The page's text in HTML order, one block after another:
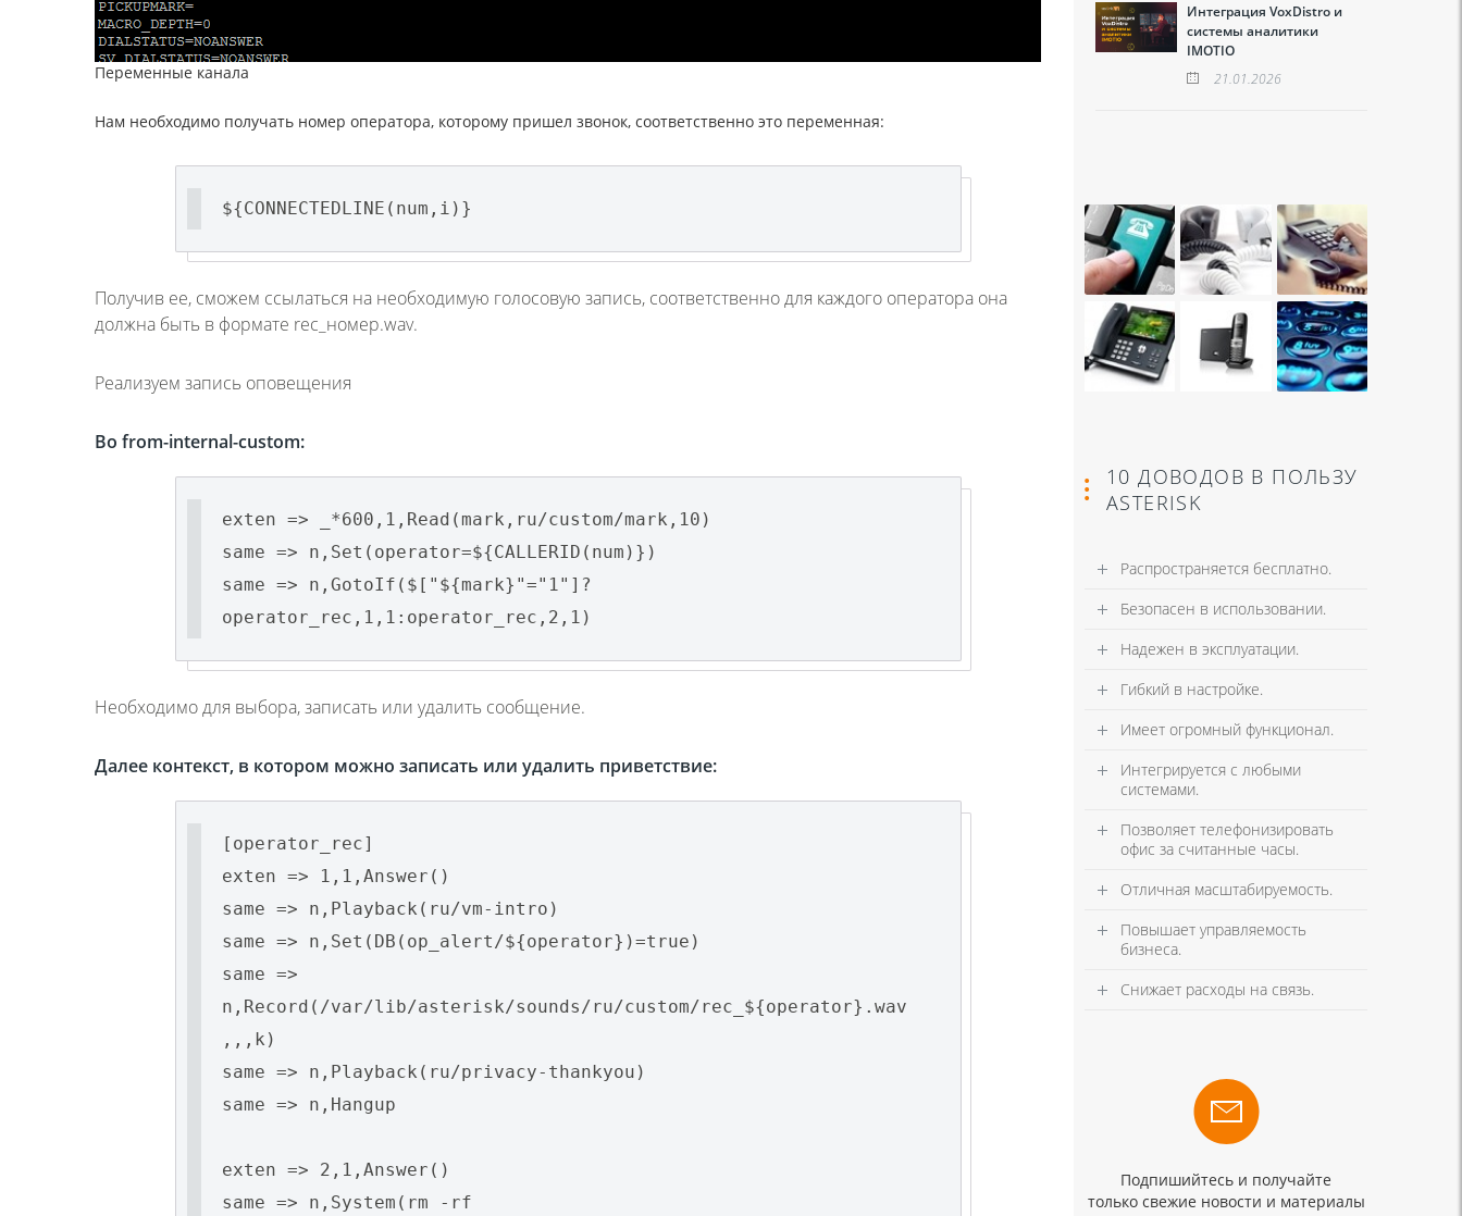
Переменные канала
Нам необходимо получать номер оператора, которому пришел звонок, соответственно это переменная:
${CONNECTEDLINE(num,i)}
Получив ее, сможем ссылаться на необходимую голосовую запись, соответственно для каждого оператора она
должна быть в формате rec_номер.wav.
Реализуем запись оповещения
Во from-internal-custom:
exten => _*600,1,Read(mark,ru/custom/mark,10)
same => n,Set(operator=${CALLERID(num)})
same => n,GotoIf($["${mark}"="1"]?
operator_rec,1,1:operator_rec,2,1)
Необходимо для выбора, записать или удалить сообщение.
Далее контекст, в котором можно записать или удалить приветствие:
[operator_rec]
exten => 1,1,Answer()
same => n,Playback(ru/vm-intro)
same => n,Set(DB(op_alert/${operator})=true)
same =>
n,Record(/var/lib/asterisk/sounds/ru/custom/rec_${operator}.wav
,,,k)
same => n,Playback(ru/privacy-thankyou)
same => n,Hangup
exten => 2,1,Answer()
same => n,System(rm -rf
Интеграция VoxDistro и
системы аналитики
IMOTIO
21.01.2026
10 ДОВОДОВ В ПОЛЬЗУ
ASTERISK
Распространяется бесплатно.
Безопасен в использовании.
Надежен в эксплуатации.
Гибкий в настройке.
Имеет огромный функционал.
Интегрируется с любыми
системами.
Позволяет телефонизировать
офис за считанные часы.
Отличная масштабируемость.
Повышает управляемость
бизнеса.
Снижает расходы на связь.
Подпишийтесь и получайте
только свежие новости и материалы